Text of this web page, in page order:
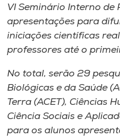
CPA
Biblioteca
Editora
Rádio
VI Seminário Interno de
apresentações para
iniciações científicas
professores até o
No total, serão 29
Biológicas e da Saúde
Terra (ACET), Ciências
Ciência Sociais e
para os alunos